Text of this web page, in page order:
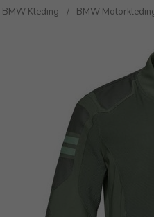
BMW Kleding BMW